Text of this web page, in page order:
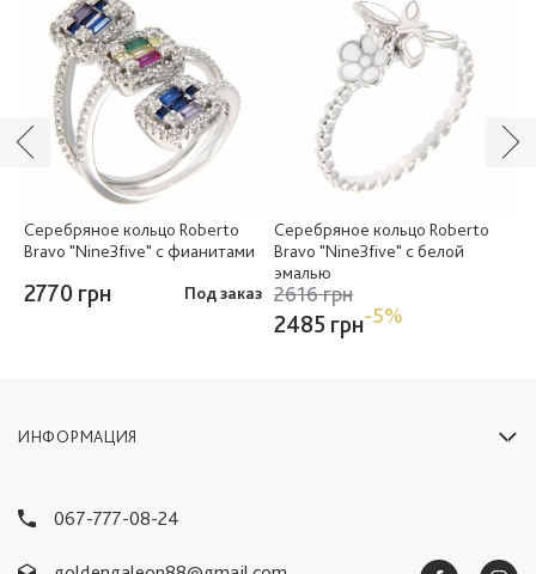
Серебряное кольцо Roberto
Bravo "Nine3five" с фианитами
2770 грн Под заказ
Серебряное кольцо Roberto
Bravo "Nine3five" с белой
эмалью
2616 грн
2485 грн-5%
ИНФОРМАЦИЯ
067-777-08-24